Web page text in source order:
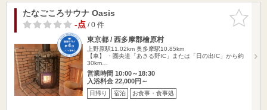
お気に入
りに追加
たなごころサウナ Oasis
-点/ 0 件
東京都 / 西多摩郡檜原村
上野原駅11.02km 奥多摩駅10.85km
【車】 ・圏央道「あきる野IC」または「日の出IC」から約
30km…
営業時間 10:00～18:30
入浴料金 22,000円～
日帰り 宿泊 お食事・食事処